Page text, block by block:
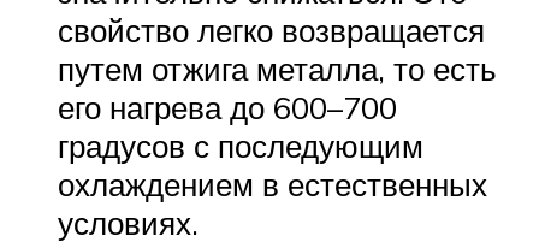
свойство легко возвращается
путем отжига металла, то есть
его нагрева до 600–700
градусов с последующим
охлаждением в естественных
условиях.